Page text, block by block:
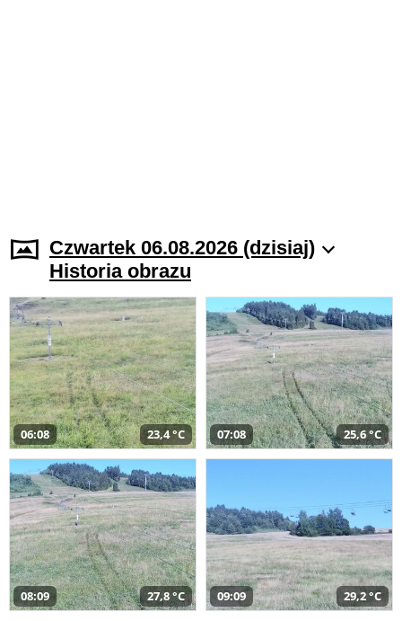
Czwartek 06.08.2026 (dzisiaj)
Historia obrazu
06:08 23,4 °C 07:08 25,6 °C
08:09 27,8 °C 09:09 29,2 °C